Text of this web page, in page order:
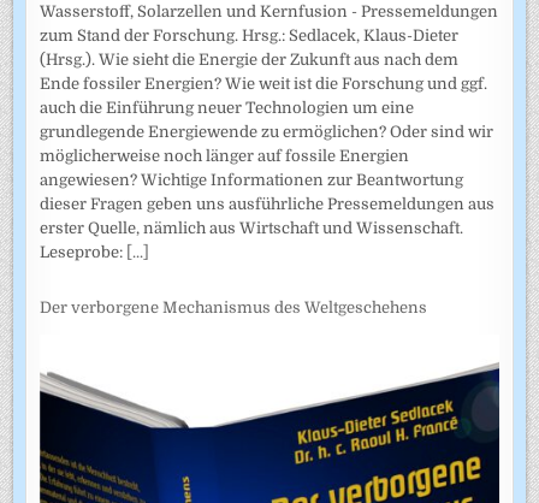
Wasserstoff, Solarzellen und Kernfusion - Pressemeldungen
zum Stand der Forschung. Hrsg.: Sedlacek, Klaus-Dieter
(Hrsg.). Wie sieht die Energie der Zukunft aus nach dem
Ende fossiler Energien? Wie weit ist die Forschung und ggf.
auch die Einführung neuer Technologien um eine
grundlegende Energiewende zu ermöglichen? Oder sind wir
möglicherweise noch länger auf fossile Energien
angewiesen? Wichtige Informationen zur Beantwortung
dieser Fragen geben uns ausführliche Pressemeldungen aus
erster Quelle, nämlich aus Wirtschaft und Wissenschaft.
Leseprobe: [...]
Der verborgene Mechanismus des Weltgeschehens